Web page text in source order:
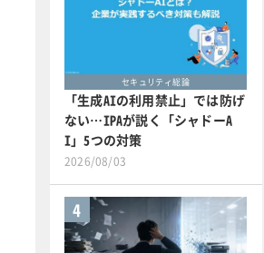
セキュリティ総論
「生成AIの利用禁止」では防げ
ない…IPAが説く「シャドーA
I」5つの対策
2026/08/03
4